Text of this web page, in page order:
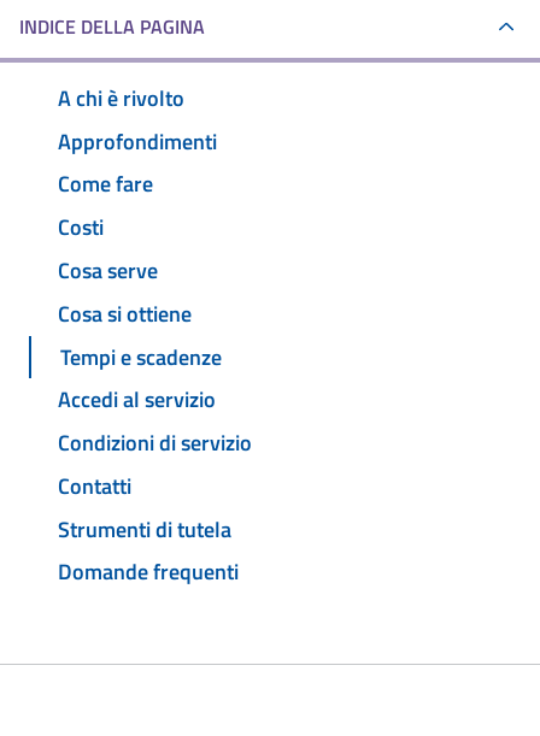
INDICE DELLA PAGINA
A chi è rivolto
Approfondimenti
Come fare
Costi
Cosa serve
Cosa si ottiene
Tempi e scadenze
Accedi al servizio
Condizioni di servizio
Contatti
Strumenti di tutela
Domande frequenti